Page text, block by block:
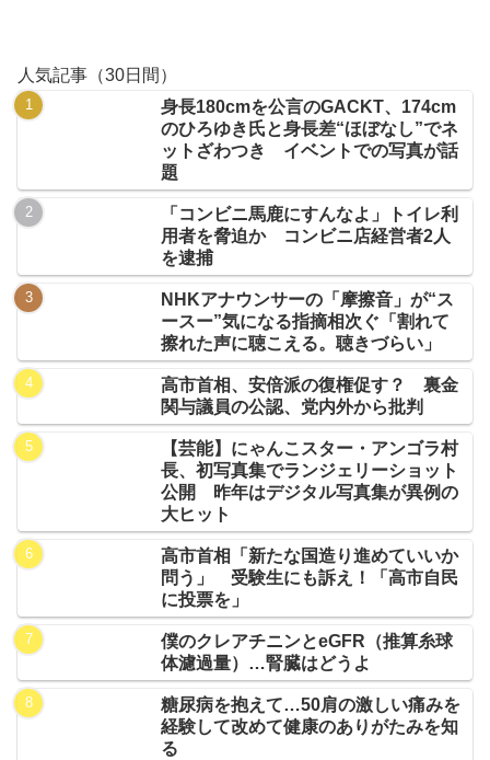
人気記事（30日間）
身長180cmを公言のGACKT、174cm
のひろゆき氏と身長差“ほぼなし”でネ
ットざわつき イベントでの写真が話
題
「コンビニ馬鹿にすんなよ」トイレ利
用者を脅迫か コンビニ店経営者2人
を逮捕
NHKアナウンサーの「摩擦音」が“ス
ースー”気になる指摘相次ぐ「割れて
擦れた声に聴こえる。聴きづらい」
高市首相、安倍派の復権促す？ 裏金
関与議員の公認、党内外から批判
【芸能】にゃんこスター・アンゴラ村
長、初写真集でランジェリーショット
公開 昨年はデジタル写真集が異例の
大ヒット
高市首相「新たな国造り進めていいか
問う」 受験生にも訴え！「高市自民
に投票を」
僕のクレアチニンとeGFR（推算糸球
体濾過量）…腎臓はどうよ
糖尿病を抱えて…50肩の激しい痛みを
経験して改めて健康のありがたみを知
る